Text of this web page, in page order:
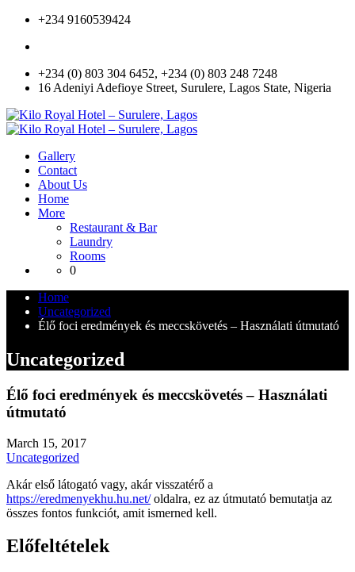
+234 9160539424
+234 (0) 803 304 6452, +234 (0) 803 248 7248
16 Adeniyi Adefioye Street, Surulere, Lagos State, Nigeria
Gallery
Contact
About Us
Home
More
Restaurant & Bar
Laundry
Rooms
0
Home
Uncategorized
Élő foci eredmények és meccskövetés – Használati útmutató
Uncategorized
Élő foci eredmények és meccskövetés – Használati
útmutató
March 15, 2017
Uncategorized
Akár első látogató vagy, akár visszatérő a
https://eredmenyekhu.hu.net/oldalra, ez az útmutató bemutatja az
összes fontos funkciót, amit ismerned kell.
Előfeltételek